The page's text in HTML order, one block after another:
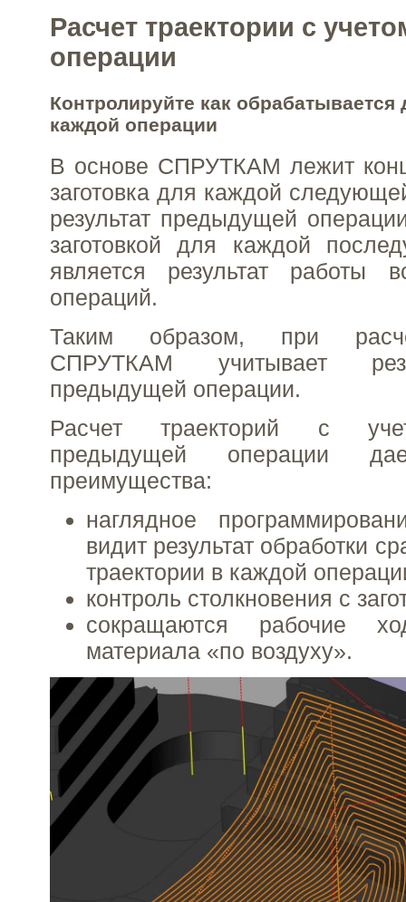
Расчет траектории с
операции
Контролируйте как обрабатывается
каждой операции
В основе СПРУТКАМ лежит
заготовка для каждой
результат предыдущей
заготовкой для каждой
является результат работы
операций.
Таким образом, при
СПРУТКАМ учитывает
предыдущей операции.
Расчет траекторий с
предыдущей операции
преимущества:
наглядное
видит результат обработки
траектории в каждой
контроль столкновения с
сокращаются рабочие
материала «по воздуху».